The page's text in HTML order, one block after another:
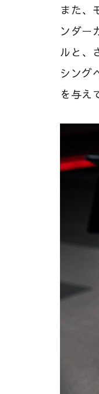
また、
ンダー
ルと、
シング
を与え